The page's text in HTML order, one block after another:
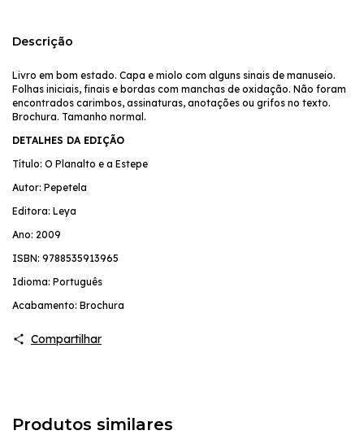
Descrição
Livro em bom estado. Capa e miolo com alguns sinais de manuseio.
Folhas iniciais, finais e bordas com manchas de oxidação. Não foram
encontrados carimbos, assinaturas, anotações ou grifos no texto.
Brochura. Tamanho normal.
DETALHES DA EDIÇÃO
Título: O Planalto e a Estepe
Autor: Pepetela
Editora: Leya
Ano: 2009
ISBN: 9788535913965
Idioma: Português
Acabamento: Brochura
Compartilhar
Produtos similares